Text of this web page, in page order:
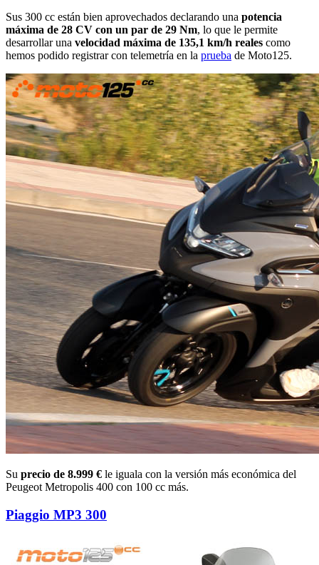
Sus 300 cc están bien aprovechados declarando una potencia
máxima de 28 CV con un par de 29 Nm, lo que le permite
desarrollar una velocidad máxima de 135,1 km/h reales como
hemos podido registrar con telemetría en la prueba de Moto125.
Su precio de 8.999 € le iguala con la versión más económica del
Peugeot Metropolis 400 con 100 cc más.
Piaggio MP3 300